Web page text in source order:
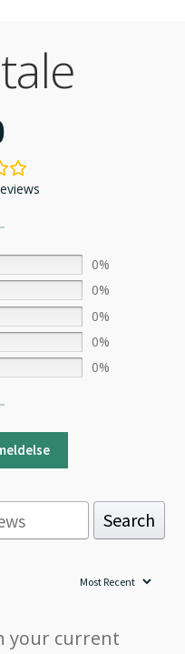
0%
0%
0%
0%
0%
Search
your current